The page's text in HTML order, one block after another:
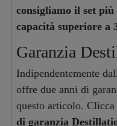
consigliamo il set
capacità superiore a
Garanzia
Indipendentemente
offre due anni di
questo articolo. Clicca
di garanzia